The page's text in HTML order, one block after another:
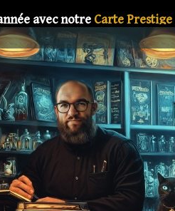
avec notre Carte Prestige
Dani DaOrtiz en précommande
avec notreCarte Prestige
Dani DaOrtiz en précommande
avec notreCarte Prestige
Dani DaOrtiz en précommande
avec notre Carte Prestige
Dani DaOrtiz en précommande
avec notreCarte Prestige